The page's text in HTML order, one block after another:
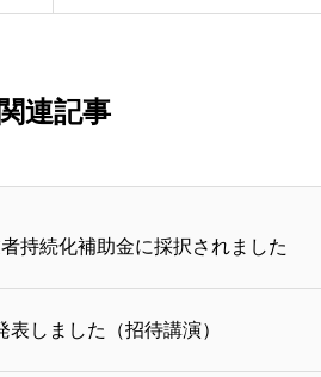
関連記事
持続化補助金に採択されました
表しました（招待講演）